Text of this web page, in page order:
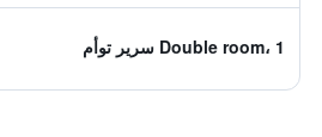
Double room، 1 سرير توأم